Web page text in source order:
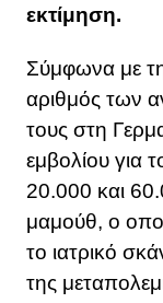
εκτίμηση.
Σύμφωνα με
αριθμός των
τους στη
εμβολίου για
20.000 και
μαμούθ, ο
το ιατρικό
της